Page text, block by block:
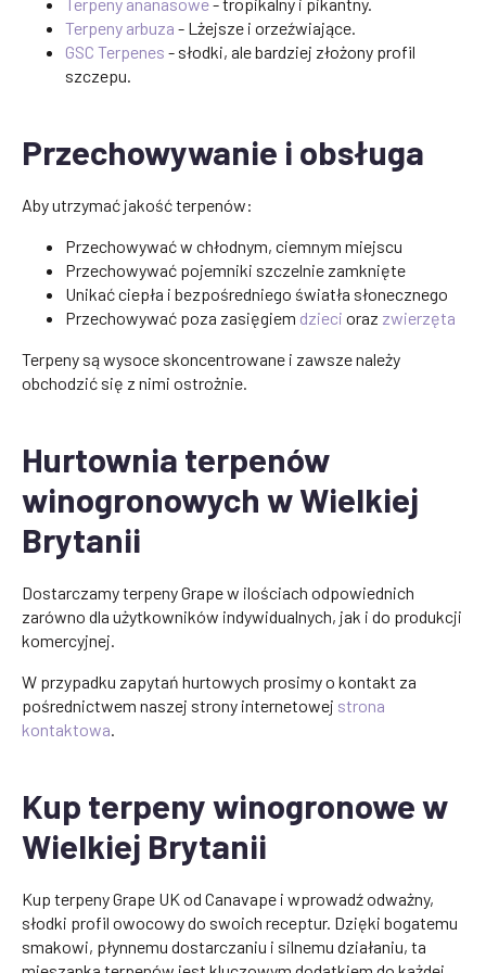
Terpeny arbuza - Lżejsze i orzeźwiające.
GSC Terpenes - słodki, ale bardziej złożony profil
szczepu.
Przechowywanie i obsługa
Aby utrzymać jakość terpenów:
Przechowywać w chłodnym, ciemnym miejscu
Przechowywać pojemniki szczelnie zamknięte
Unikać ciepła i bezpośredniego światła słonecznego
Przechowywać poza zasięgiem dzieci oraz zwierzęta
Terpeny są wysoce skoncentrowane i zawsze należy
obchodzić się z nimi ostrożnie.
Hurtownia terpenów
winogronowych w Wielkiej
Brytanii
Dostarczamy terpeny Grape w ilościach odpowiednich
zarówno dla użytkowników indywidualnych, jak i do produkcji
komercyjnej.
W przypadku zapytań hurtowych prosimy o kontakt za
pośrednictwem naszej strony internetowej strona
kontaktowa.
Kup terpeny winogronowe w
Wielkiej Brytanii
Kup terpeny Grape UK od Canavape i wprowadź odważny,
słodki profil owocowy do swoich receptur. Dzięki bogatemu
smakowi, płynnemu dostarczaniu i silnemu działaniu, ta